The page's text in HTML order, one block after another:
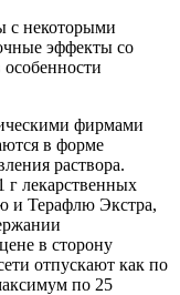
с некоторыми
эффекты со
фирмами
в форме
раствора.
лекарственных
и Терафлю Экстра,
в сторону
отпускают как по
по 25